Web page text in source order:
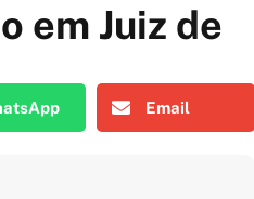
em Juiz de
Email